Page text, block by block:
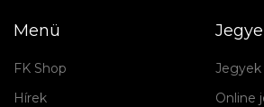
Menü
FK Shop
Hírek
Online